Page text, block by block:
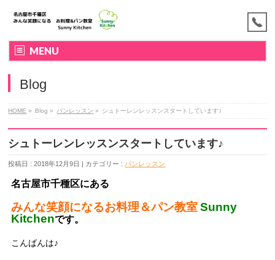
MENU
Blog
HOME » Blog » パンレッスン » シュトーレンレッスンスタートしています♪
シュトーレンレッスンスタートしています♪
投稿日 : 2018年12月9日 | カテゴリー : パンレッスン
名古屋市千種区にある
みんな笑顔になるお料理＆パン教室 Sunny
Kitchenです。
こんばんは♪